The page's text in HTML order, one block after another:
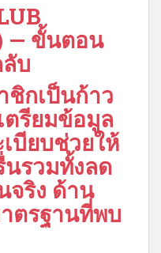
— ขั้นตอน
บ
ชิกเป็นก้าว
รียมข้อมูล
บียบช่วยให้
นรวมทั้งลด
จริง ด้าน
ตรฐานที่พบ